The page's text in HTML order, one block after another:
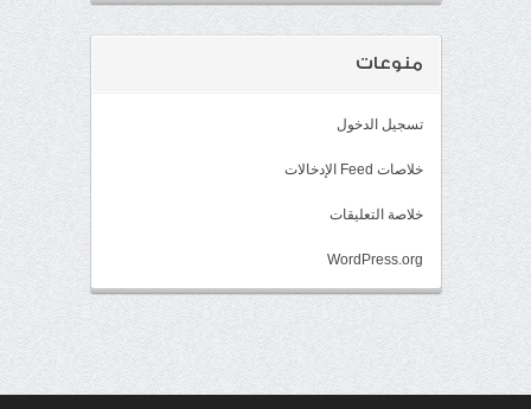
منوعات
تسجيل الدخول
خلاصات Feed الإدخالات
خلاصة التعليقات
WordPress.org